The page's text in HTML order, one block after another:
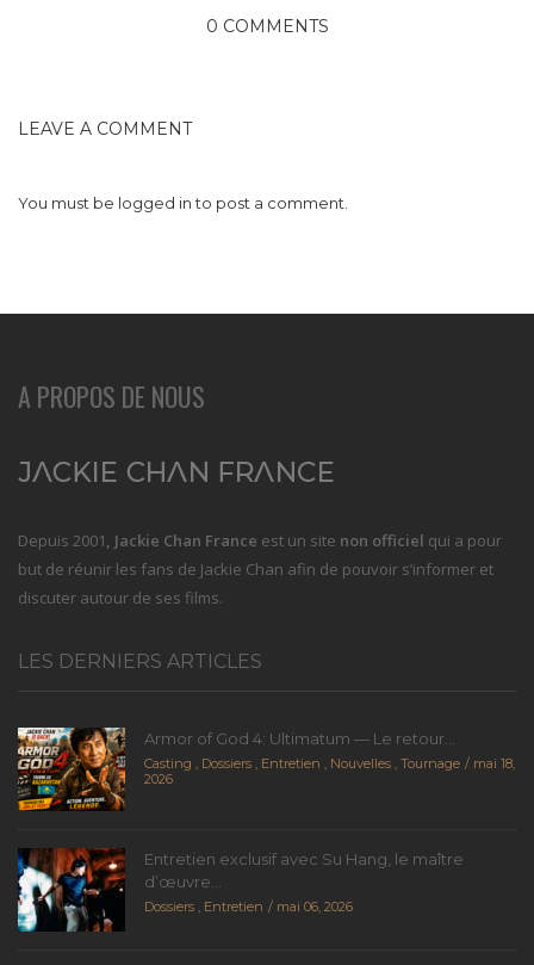
0 COMMENTS
LEAVE A COMMENT
You must be logged into post a comment.
A PROPOS DE NOUS
Depuis 2001, Jackie Chan France est un site non officiel qui a pour
but de réunir les fans de Jackie Chan afin de pouvoir s’informer et
discuter autour de ses films.
LES DERNIERS ARTICLES
Armor of God 4: Ultimatum — Le retour...
Casting , Dossiers , Entretien , Nouvelles , Tournage
mai 18,
2026
Entretien exclusif avec Su Hang, le maître
d’œuvre...
Dossiers , Entretien mai 06, 2026